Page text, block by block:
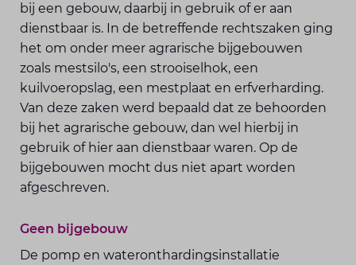
bij een gebouw, daarbij in gebruik of er aan
dienstbaar is. In de betreffende rechtszaken ging
het om onder meer agrarische bijgebouwen
zoals mestsilo's, een strooiselhok, een
kuilvoeropslag, een mestplaat en erfverharding.
Van deze zaken werd bepaald dat ze behoorden
bij het agrarische gebouw, dan wel hierbij in
gebruik of hier aan dienstbaar waren. Op de
bijgebouwen mocht dus niet apart worden
afgeschreven.
Geen bijgebouw
De pomp en wateronthardingsinstallatie